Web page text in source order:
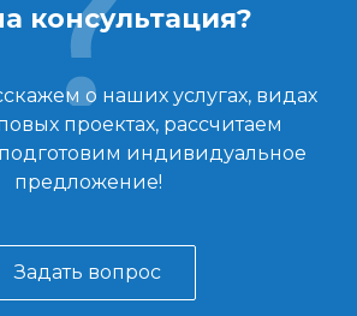
консультация?
о наших услугах, видах
проектах, рассчитаем
индивидуальное
предложение!
Задать вопрос